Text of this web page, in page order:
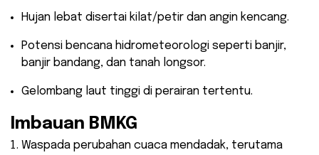
Hujan lebat disertai kilat/petir dan angin kencang.
Potensi bencana hidrometeorologi seperti banjir,
banjir bandang, dan tanah longsor.
Gelombang laut tinggi di perairan tertentu.
Imbauan BMKG
Waspada perubahan cuaca mendadak, terutama